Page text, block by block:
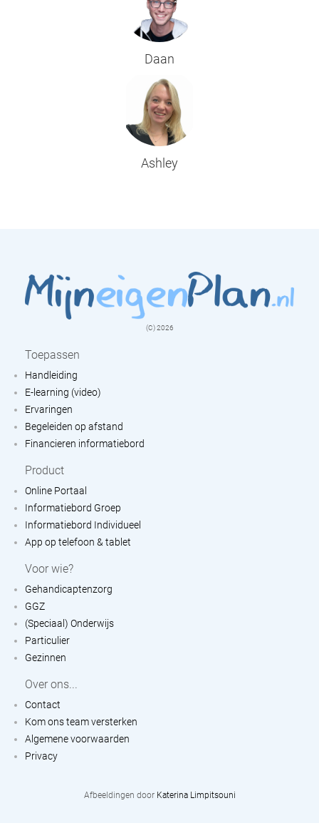
Daan
Ashley
(C) 2026
Toepassen
Handleiding
E-learning (video)
Ervaringen
Begeleiden op afstand
Financieren informatiebord
Product
Online Portaal
Informatiebord Groep
Informatiebord Individueel
App op telefoon & tablet
Voor wie?
Gehandicaptenzorg
GGZ
(Speciaal) Onderwijs
Particulier
Gezinnen
Over ons...
Contact
Kom ons team versterken
Algemene voorwaarden
Privacy
Afbeeldingen door Katerina Limpitsouni